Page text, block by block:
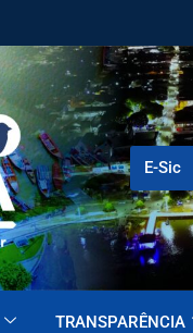
E-Sic
TRANSPARÊNCIA